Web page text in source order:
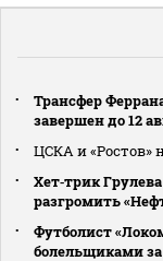
Трансфер
завершен до 12
ЦСКА и «Ростов»
Хет‑трик
разгромить
Футболист
болельщиками